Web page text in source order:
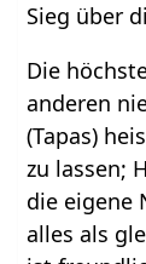
Sieg über
Die
anderen
(Tapas)
zu lassen;
die eigene
alles als